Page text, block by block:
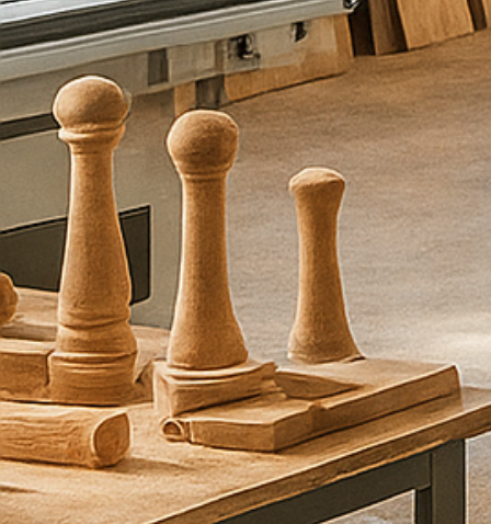
ר
ט
י
ם
ו
א
נ
ו
נ
ח
ז
ו
ר
ע
ל
י
כ
ם
ב
ה
ק
ד
ם